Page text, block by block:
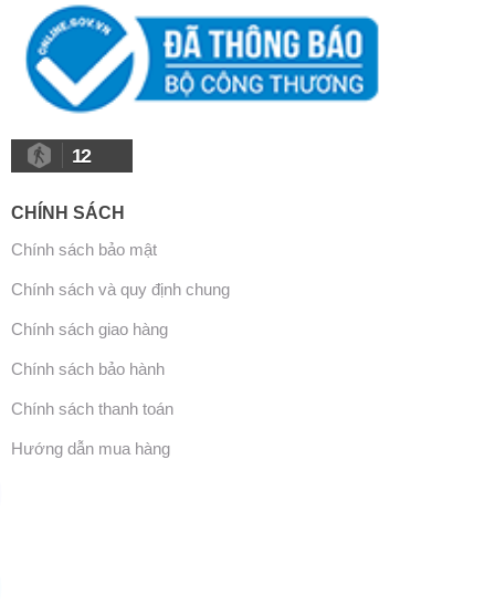
12
CHÍNH SÁCH
Chính sách bảo mật
Chính sách và quy định chung
Chính sách giao hàng
Chính sách bảo hành
Chính sách thanh toán
Hướng dẫn mua hàng